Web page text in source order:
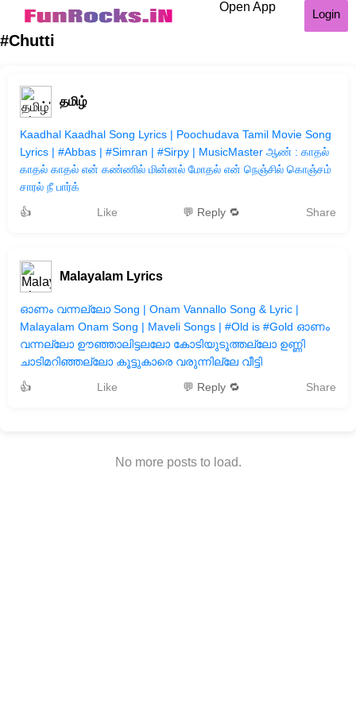
Open App
Login
#Chutti
தமிழ்
Kaadhal Kaadhal Song Lyrics | Poochudava Tamil Movie Song
Lyrics | #Abbas | #Simran | #Sirpy | MusicMaster ஆண் : காதல்
காதல் காதல் என் கண்ணில் மின்னல் மோதல் என் நெஞ்சில் கொஞ்சம்
சாரல் நீ பார்க்
👍
Like 💬 Reply 🔁 Share
Malayalam Lyrics
ഓണം വന്നല്ലോ Song | Onam Vannallo Song & Lyric |
Malayalam Onam Song | Maveli Songs | #Old is #Gold ഓണം
വന്നല്ലോ ഊഞ്ഞാലിട്ടലലോ കോടിയുടുത്തല്ലോ ഉണ്ണി
ചാടിമറിഞ്ഞല്ലോ കൂട്ടുകാരെ വരുന്നില്ലേ വീട്ടി
👍
Like 💬 Reply 🔁 Share
No more posts to load.